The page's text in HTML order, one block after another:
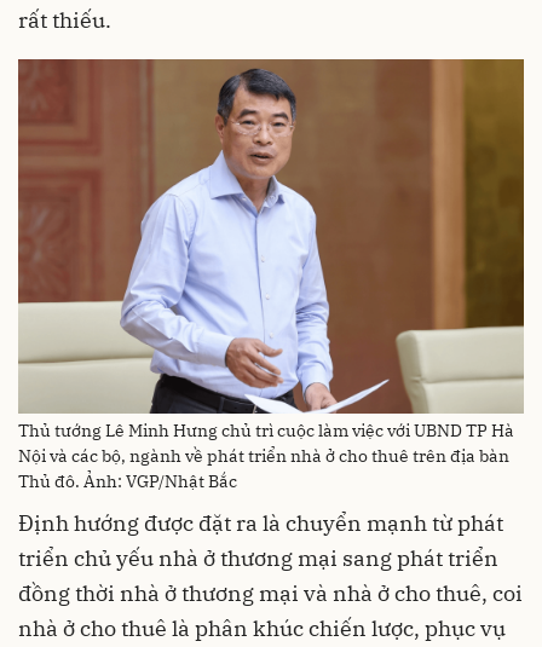
rất thiếu.
Thủ tướng Lê Minh Hưng chủ trì cuộc làm việc với UBND TP Hà
Nội và các bộ, ngành về phát triển nhà ở cho thuê trên địa bàn
Thủ đô. Ảnh: VGP/Nhật Bắc
Định hướng được đặt ra là chuyển mạnh từ phát
triển chủ yếu nhà ở thương mại sang phát triển
đồng thời nhà ở thương mại và nhà ở cho thuê, coi
nhà ở cho thuê là phân khúc chiến lược, phục vụ